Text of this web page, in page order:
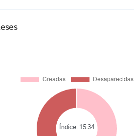
Índice: 15.34